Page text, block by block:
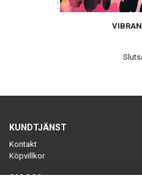
KUNDTJÄNST
Kontakt
Köpvillkor
OM OSS